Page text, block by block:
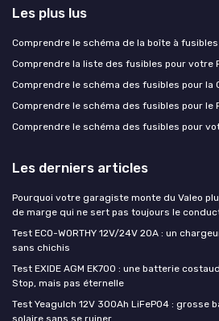
Les plus lus
Comprendre le schéma de la boîte à
Comprendre la liste des fusibles pour votre
Comprendre le schéma des fusibles pour la
Comprendre le schéma des fusibles pour le
Comprendre le schéma des fusibles pour
Les derniers articles
Pourquoi votre garagiste monte du Valeo
de marge qui ne sert pas toujours le
Test ECO-WORTHY 12V/24V 20A : un
sans chichis
Test EXIDE AGM EK700 : une batterie
Stop, mais pas éternelle
Test Yeagulch 12V 300Ah LiFePO4 :
solaire sans se ruiner